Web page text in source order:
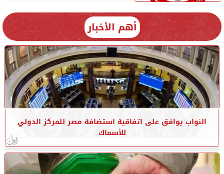
أهم الأخبار
النواب يوافق على اتفاقية استضافة مصر للمركز الدولي
للأسماك